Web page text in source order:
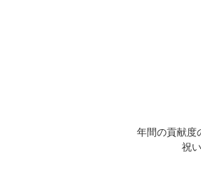
年間の貢献度
祝